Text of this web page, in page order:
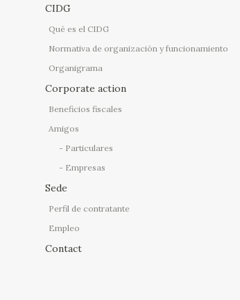
CIDG
Qué es el CIDG
Normativa de organización y funcionamiento
Organigrama
Corporate action
Beneficios fiscales
Amigos
Particulares
Empresas
Sede
Perfil de contratante
Empleo
Contact